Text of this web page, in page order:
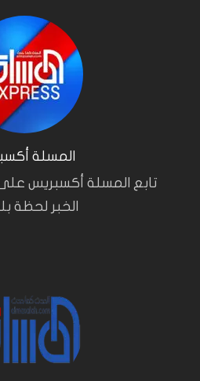
المسلة
تابع المسلة أكسبريس
الخبر لحظة